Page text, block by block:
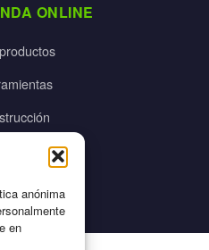
anónima
en
ONLINE